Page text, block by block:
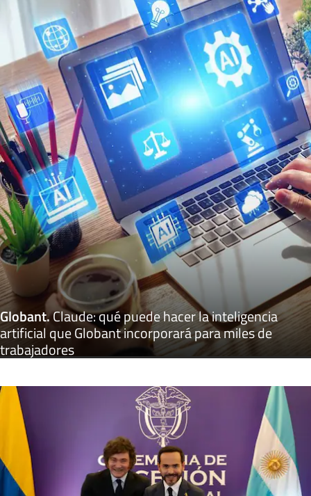
Globant.Claude: qué puede hacer la inteligencia
artificial que Globant incorporará para miles de
trabajadores